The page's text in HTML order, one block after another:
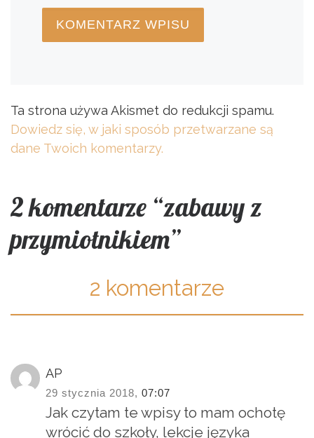
Ta strona używa Akismet do redukcji spamu.
Dowiedz się, w jaki sposób przetwarzane są
dane Twoich komentarzy.
2 komentarze “zabawy z
przymiotnikiem”
2 komentarze
AP
29 stycznia 2018, 07:07
Jak czytam te wpisy to mam ochotę
wrócić do szkoły, lekcje języka